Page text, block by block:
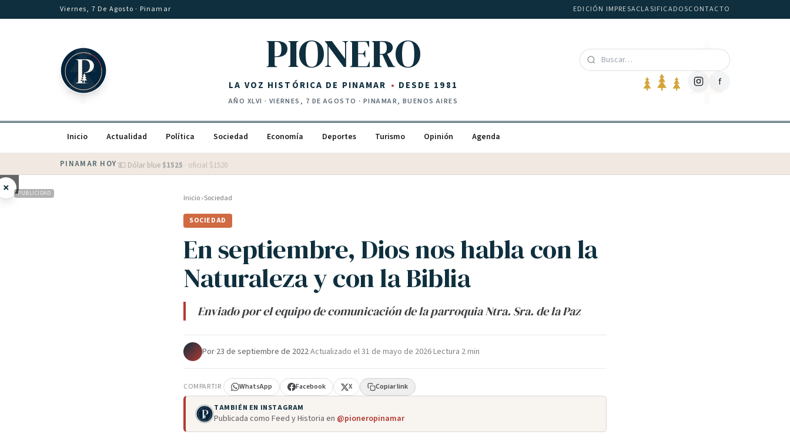
Saltar al contenidoViernes, 7 De Agosto · Pinamar EDICIÓN IMPRESACLASIFICADOSCONTACTO
PIONERO
LA VOZ HISTÓRICA DE PINAMAR DESDE 1981
AÑO XLVI · VIERNES, 7 DE AGOSTO · PINAMAR, BUENOS AIRES
f
Inicio Actualidad Política Sociedad Economía Deportes Turismo Opinión Agenda
PINAMAR HOY·💵 Dólar blue $1525 · oficial $1520
× PUBLICIDAD Inicio›Sociedad
SOCIEDAD
En septiembre, Dios nos habla con la
Naturaleza y con la Biblia
Enviado por el equipo de comunicación de la parroquia Ntra. Sra. de la Paz
Por·23 de septiembre de 2022·Actualizado el31 de mayo de 2026·Lectura 2 min
COMPARTIR WhatsApp Facebook X Copiar link
TAMBIÉN EN INSTAGRAM
Publicada como Feed y Historia en @pioneropinamar